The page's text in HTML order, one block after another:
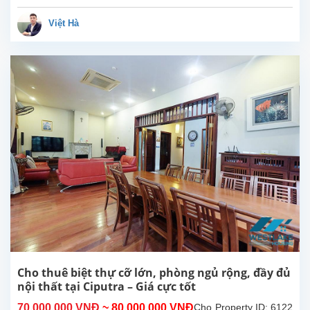
hiện
nội
thất,
sàng
vào
ở
ngay.
Không
gian
thoáng
sáng,
bố
trí
hợp
phù
hợp
Việt Hà
Cho thuê biệt thự cỡ lớn, phòng ngủ rộng, đầy đủ
nội thất tại Ciputra – Giá cực tốt
Property ID: 6122
Cho